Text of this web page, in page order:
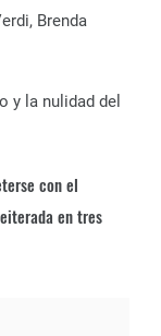
Brenda
y la nulidad del
con el
en tres